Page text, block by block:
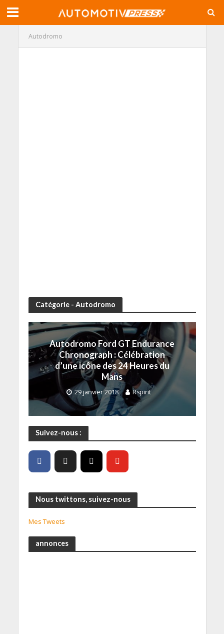
Autodromo
Catégorie - Autodromo
Autodromo Ford GT Endurance
Chronograph : Célébration
d’une icône des 24 Heures du
Mans
29 janvier 2018 Rspirit
Suivez-nous :
Nous twittons, suivez-nous
Mes Tweets
annonces